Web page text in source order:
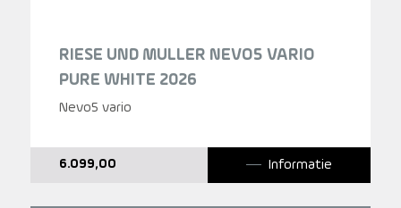
RIESE UND MULLER NEVO5 VARIO
PURE WHITE 2026
Nevo5 vario
6.099,00 Informatie